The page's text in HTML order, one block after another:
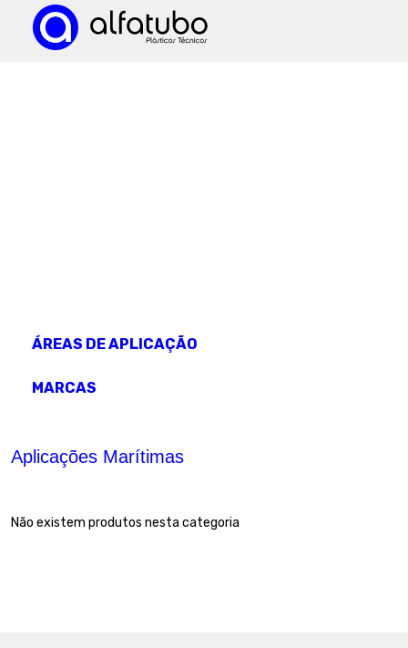
ÁREAS DE APLICAÇÃO
MARCAS
Aplicações Marítimas
Não existem produtos nesta categoria